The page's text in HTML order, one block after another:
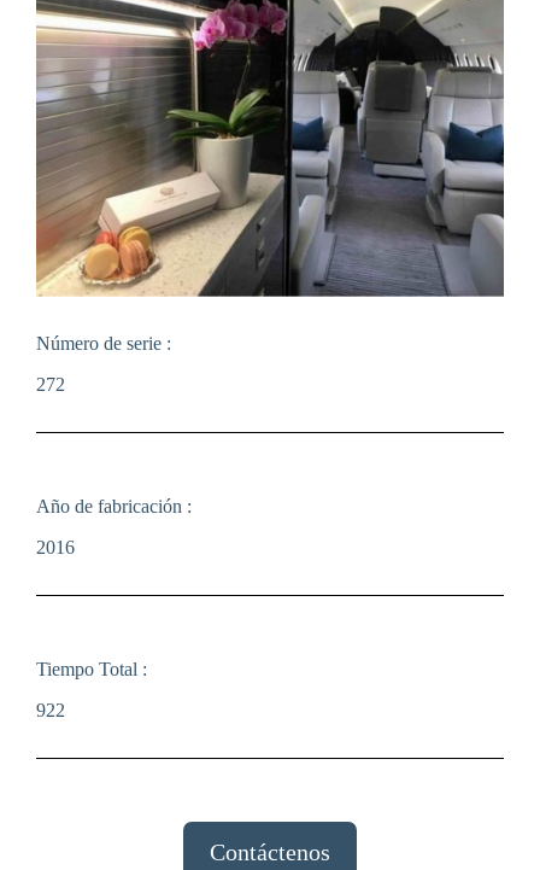
Número de serie :
272
Año de fabricación :
2016
Tiempo Total :
922
Contáctenos